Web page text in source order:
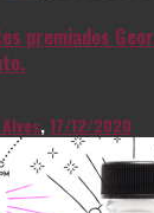
premiados
,17/12/2020